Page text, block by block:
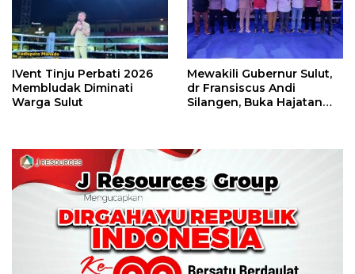
IVent Tinju Perbati 2026
Membludak Diminati
Warga Sulut
Mewakili Gubernur Sulut,
dr Fransiscus Andi
Silangen, Buka Hajatan